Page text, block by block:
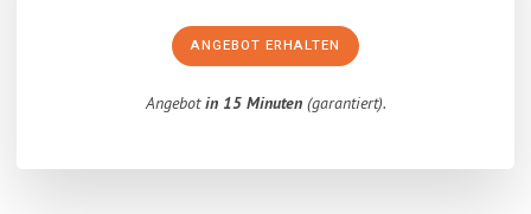
ANGEBOT ERHALTEN
Angebotin 15 Minuten(garantiert).